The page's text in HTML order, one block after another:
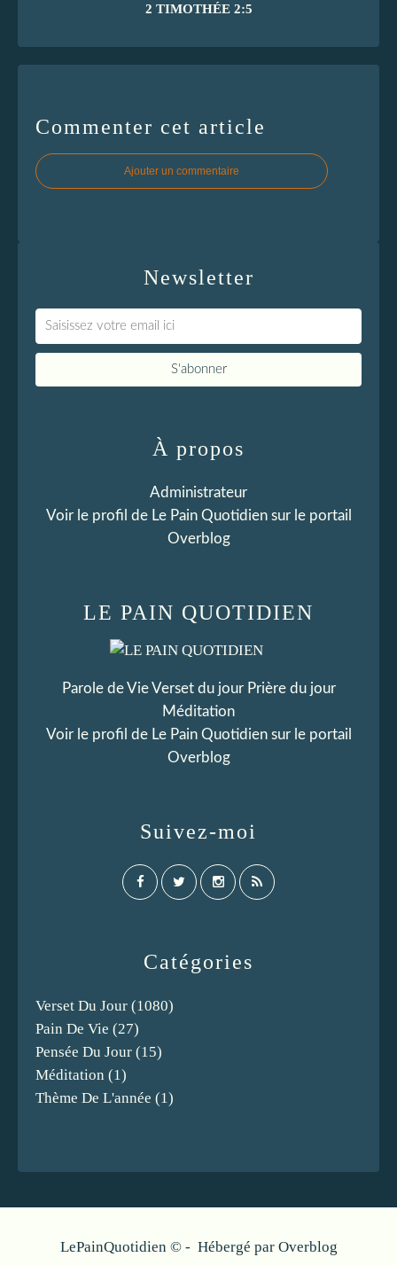
2 TIMOTHÉE 2:5
Commenter cet article
Ajouter un commentaire
Newsletter
Catégories
Verset Du Jour (1080)
Pain De Vie (27)
Pensée Du Jour (15)
Méditation (1)
Thème De L'année (1)
LE PAIN QUOTIDIEN
Parole de Vie Verset du jour Prière du jour
Méditation
Voir le profil de Le Pain Quotidiensur le portail
Overblog
Suivez-moi
À propos
Administrateur
Voir le profil de Le Pain Quotidiensur le portail
Overblog
LePainQuotidien © - Hébergé par Overblog